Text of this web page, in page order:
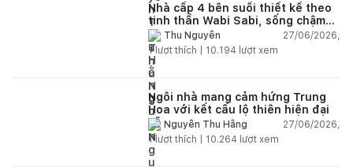
Nhà cấp 4 bên suối thiết kế theo
tinh thần Wabi Sabi, sống chậm
giữa thiên nhiên
Thu Nguyễn
27/06/2026,
1lượt thích | 10.194 lượt xem
Ngôi nhà mang cảm hứng Trung
Hoa với kết cấu lộ thiên hiện đại
Nguyễn Thu Hằng
27/06/2026,
1lượt thích | 10.264 lượt xem